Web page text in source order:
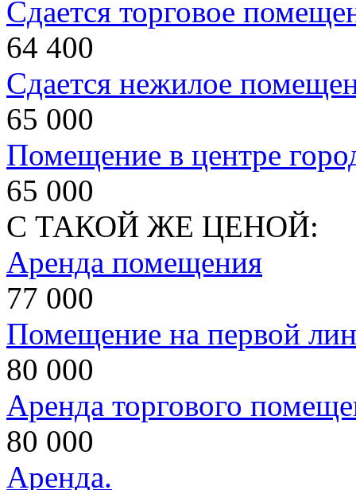
Сдается торговое
64 400
Сдается нежилое
65 000
Помещение в центре
65 000
С ТАКОЙ ЖЕ ЦЕНОЙ:
Аренда помещения
77 000
Помещение на первой
80 000
Аренда торгового
80 000
Аренда.